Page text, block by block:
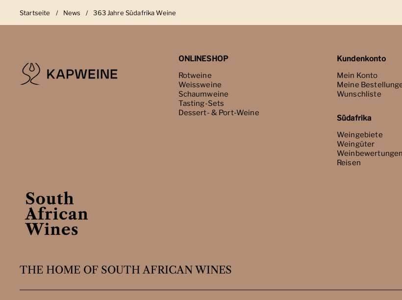
Startseite / News / 363 Jahre Südafrika Weine
ONLINESHOP
Rotweine
Weissweine
Schaumweine
Tasting-Sets
Dessert- & Port-Weine
Kundenkonto
Mein Konto
Meine
Wunschliste
Südafrika
Weingebiete
Weingüter
Weinbewertungen
Reisen
THE HOME OF SOUTH AFRICAN WINES